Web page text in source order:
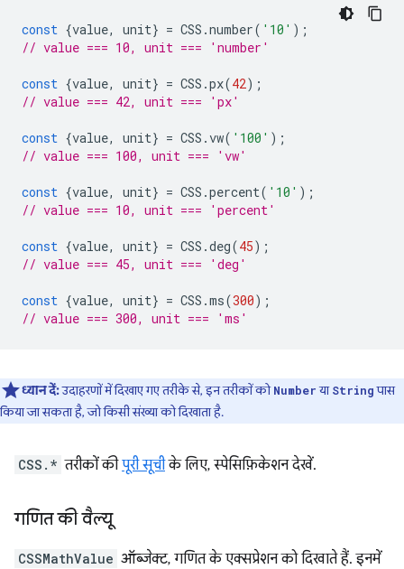
const {value, unit} = CSS .number( '10' );
// value === 10, unit === 'number'
const {value, unit} = CSS .px(42);
// value === 42, unit === 'px'
const {value, unit} = CSS .vw( '100' );
// value === 100, unit === 'vw'
const {value, unit} = CSS .percent( '10' );
// value === 10, unit === 'percent'
const {value, unit} = CSS .deg(45);
// value === 45, unit === 'deg'
const {value, unit} = CSS .ms(300);
// value === 300, unit === 'ms'
ध्यान दें:उदाहरणों में दिखाए गए तरीके से, इन तरीकों कोNumberयाStringपास
किया जा सकता है, जो किसी संख्या को दिखाता है.
CSS.* तरीकों कीपूरी सूचीके लिए, स्पेसिफ़िकेशन देखें.
गणित की वैल्यू
CSSMathValue ऑब्जेक्ट, गणित के एक्सप्रेशन को दिखाते हैं. इनमें